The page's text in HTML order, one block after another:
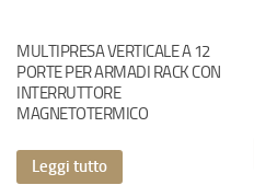
MULTIPRESA VERTICALE A 12
PORTE PER ARMADI RACK CON
INTERRUTTORE
MAGNETOTERMICO
Leggi tutto